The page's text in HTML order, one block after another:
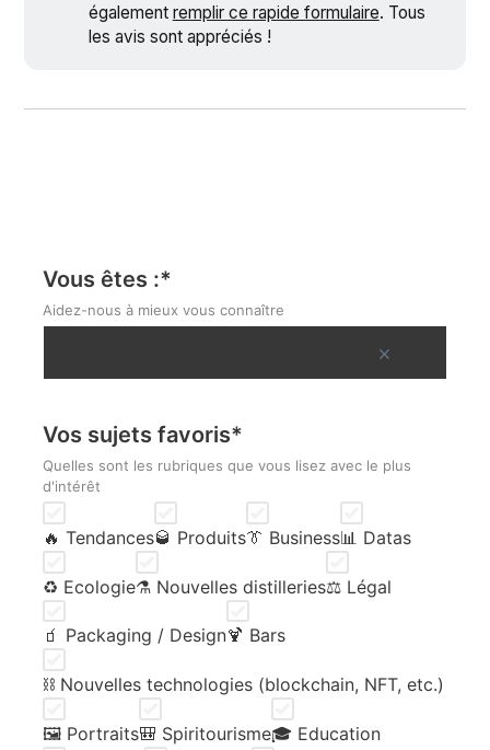
également remplir ce rapide formulaire. Tous
les avis sont appréciés !
Vous êtes :*
Aidez-nous à mieux vous connaître
Vos sujets favoris*
Quelles sont les rubriques que vous lisez avec le plus
d'intérêt
🔥 Tendances🥃 Produits👔 Business📊 Datas
♻️ Ecologie⚗️ Nouvelles distilleries⚖️ Légal
🧃 Packaging / Design🍹 Bars
⛓️ Nouvelles technologies (blockchain, NFT, etc.)
🖼️ Portraits🎒 Spiritourisme🎓 Education